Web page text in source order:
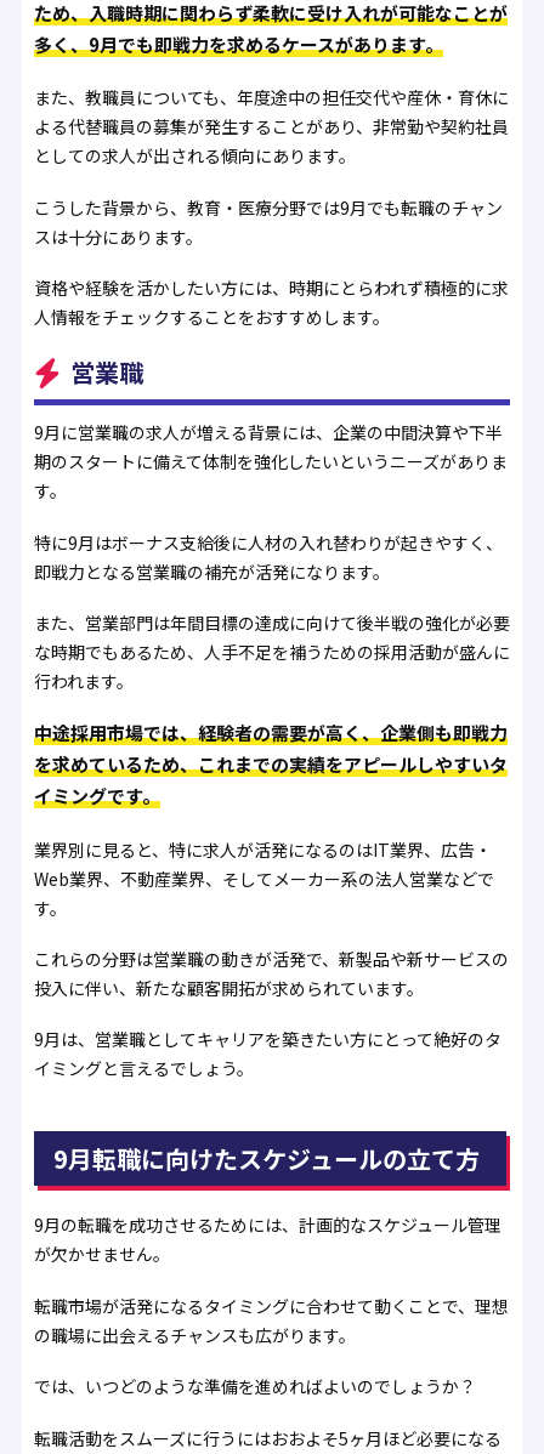
ため、入職時期に関わらず柔軟に受け入れが可能なことが
多く、9月でも即戦力を求めるケースがあります。
また、教職員についても、年度途中の担任交代や産休・育休に
よる代替職員の募集が発生することがあり、非常勤や契約社員
としての求人が出される傾向にあります。
こうした背景から、教育・医療分野では9月でも転職のチャン
スは十分にあります。
資格や経験を活かしたい方には、時期にとらわれず積極的に求
人情報をチェックすることをおすすめします。
営業職
9月に営業職の求人が増える背景には、企業の中間決算や下半
期のスタートに備えて体制を強化したいというニーズがありま
す。
特に9月はボーナス支給後に人材の入れ替わりが起きやすく、
即戦力となる営業職の補充が活発になります。
また、営業部門は年間目標の達成に向けて後半戦の強化が必要
な時期でもあるため、人手不足を補うための採用活動が盛んに
行われます。
中途採用市場では、経験者の需要が高く、企業側も即戦力
を求めているため、これまでの実績をアピールしやすいタ
イミングです。
業界別に見ると、特に求人が活発になるのはIT業界、広告・
Web業界、不動産業界、そしてメーカー系の法人営業などで
す。
これらの分野は営業職の動きが活発で、新製品や新サービスの
投入に伴い、新たな顧客開拓が求められています。
9月は、営業職としてキャリアを築きたい方にとって絶好のタ
イミングと言えるでしょう。
9月転職に向けたスケジュールの立て方
9月の転職を成功させるためには、計画的なスケジュール管理
が欠かせません。
転職市場が活発になるタイミングに合わせて動くことで、理想
の職場に出会えるチャンスも広がります。
では、いつどのような準備を進めればよいのでしょうか？
転職活動をスムーズに行うにはおおよそ5ヶ月ほど必要になる